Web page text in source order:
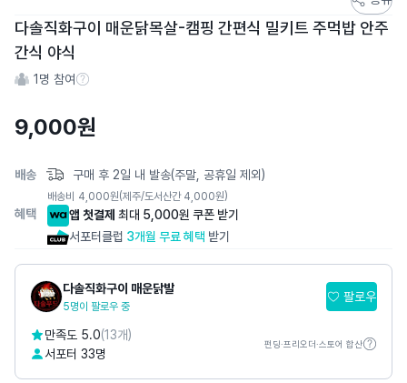
어
스
토
상
페
지
다솔직화구이 매운닭목살-캠핑 간편식 밀키트 주먹밥 안주
간식 야식
1 명 참여참여 수 정보
9,000원
배송 구매 후 2일 내 발송(주말, 공휴일 제외)
배송비 4,000원(제주/도서산간 4,000원)
혜택 앱 첫결제 최대 5,000원 쿠폰 받기
서포터클럽 3개월 무료 혜택 받기
다솔직화구이 매운닭발
5명이 팔로우 중
팔로우
만족도 5.0(13개)
서포터 33명
펀딩·프리오더·스토어 합산